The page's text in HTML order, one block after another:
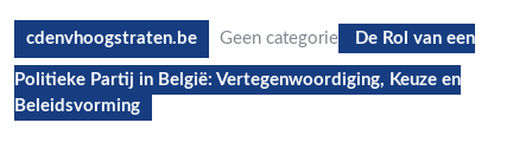
cdenvhoogstraten.be Geen categorie De Rol van een
Politieke Partij in België: Vertegenwoordiging, Keuze en
Beleidsvorming